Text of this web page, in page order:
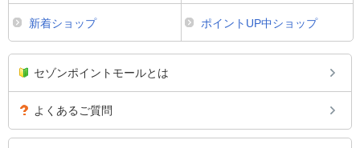
新着ショップ ポイントUP中ショップ
セゾンポイントモールとは
よくあるご質問